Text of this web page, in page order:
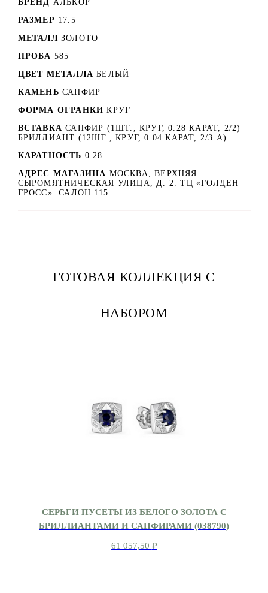
БРЕНД
АЛЬКОР
РАЗМЕР 17.5
МЕТАЛЛ ЗОЛОТО
ПРОБА 585
ЦВЕТ МЕТАЛЛА БЕЛЫЙ
КАМЕНЬ САПФИР
ФОРМА ОГРАНКИ КРУГ
ВСТАВКА САПФИР (1ШТ., КРУГ, 0.28 КАРАТ, 2/2)
БРИЛЛИАНТ (12ШТ., КРУГ, 0.04 КАРАТ, 2/3 А)
КАРАТНОСТЬ 0.28
АДРЕС МАГАЗИНА МОСКВА, ВЕРХНЯЯ
СЫРОМЯТНИЧЕСКАЯ УЛИЦА, Д. 2. ТЦ «ГОЛДЕН
ГРОСС». САЛОН 115
ГОТОВАЯ КОЛЛЕКЦИЯ С
НАБОРОМ
СЕРЬГИ ПУСЕТЫ ИЗ БЕЛОГО ЗОЛОТА С
БРИЛЛИАНТАМИ И САПФИРАМИ (038790)
61 057,50 ₽